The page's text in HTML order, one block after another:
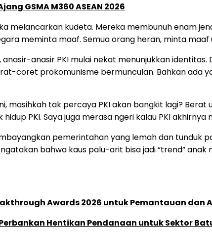
GSMA M360 ASEAN 2026
melancarkan kudeta. Mereka membunuh enam
meminta maaf. Semua orang heran, minta maaf
anasir PKI mulai nekat menunjukkan
coret prokomunisme bermunculan. Bahkan ada
masihkah tak percaya PKI akan bangkit lagi?
PKI. Saya juga merasa ngeri kalau PKI
pemerintahan yang lemah dan tunduk
bahwa kaus palu-arit bisa jadi “trend”
Awards 2026 untuk Pemantauan dan
Hentikan Pendanaan untuk Sektor